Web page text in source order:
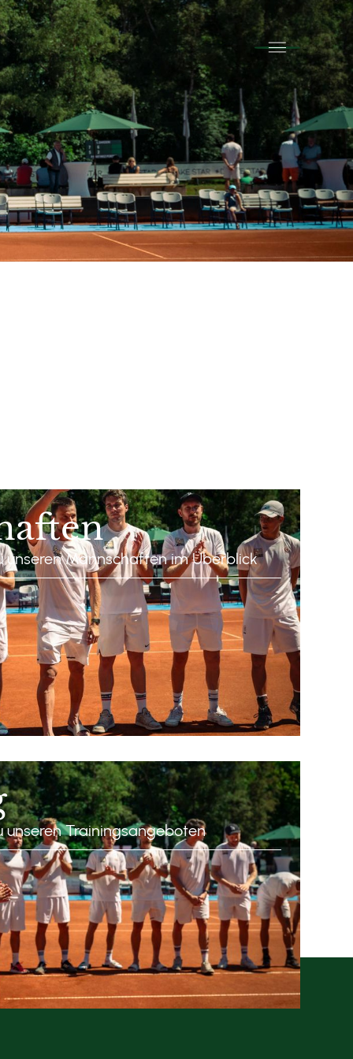
unseren Mannschaften im Überblick
Trainingsangeboten